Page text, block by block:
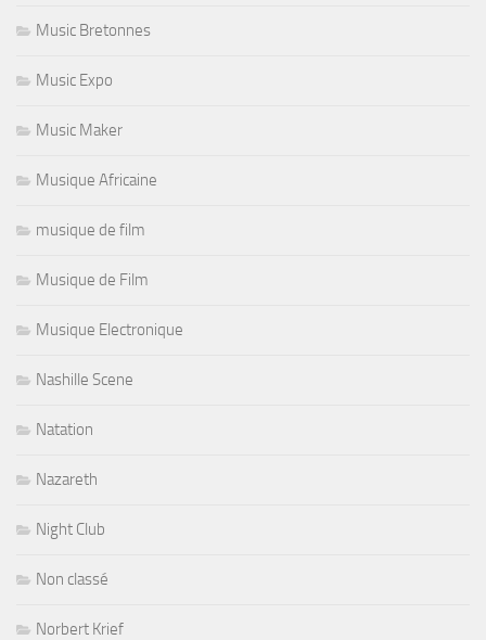
Music Bretonnes
Music Expo
Music Maker
Musique Africaine
musique de film
Musique de Film
Musique Electronique
Nashille Scene
Natation
Nazareth
Night Club
Non classé
Norbert Krief